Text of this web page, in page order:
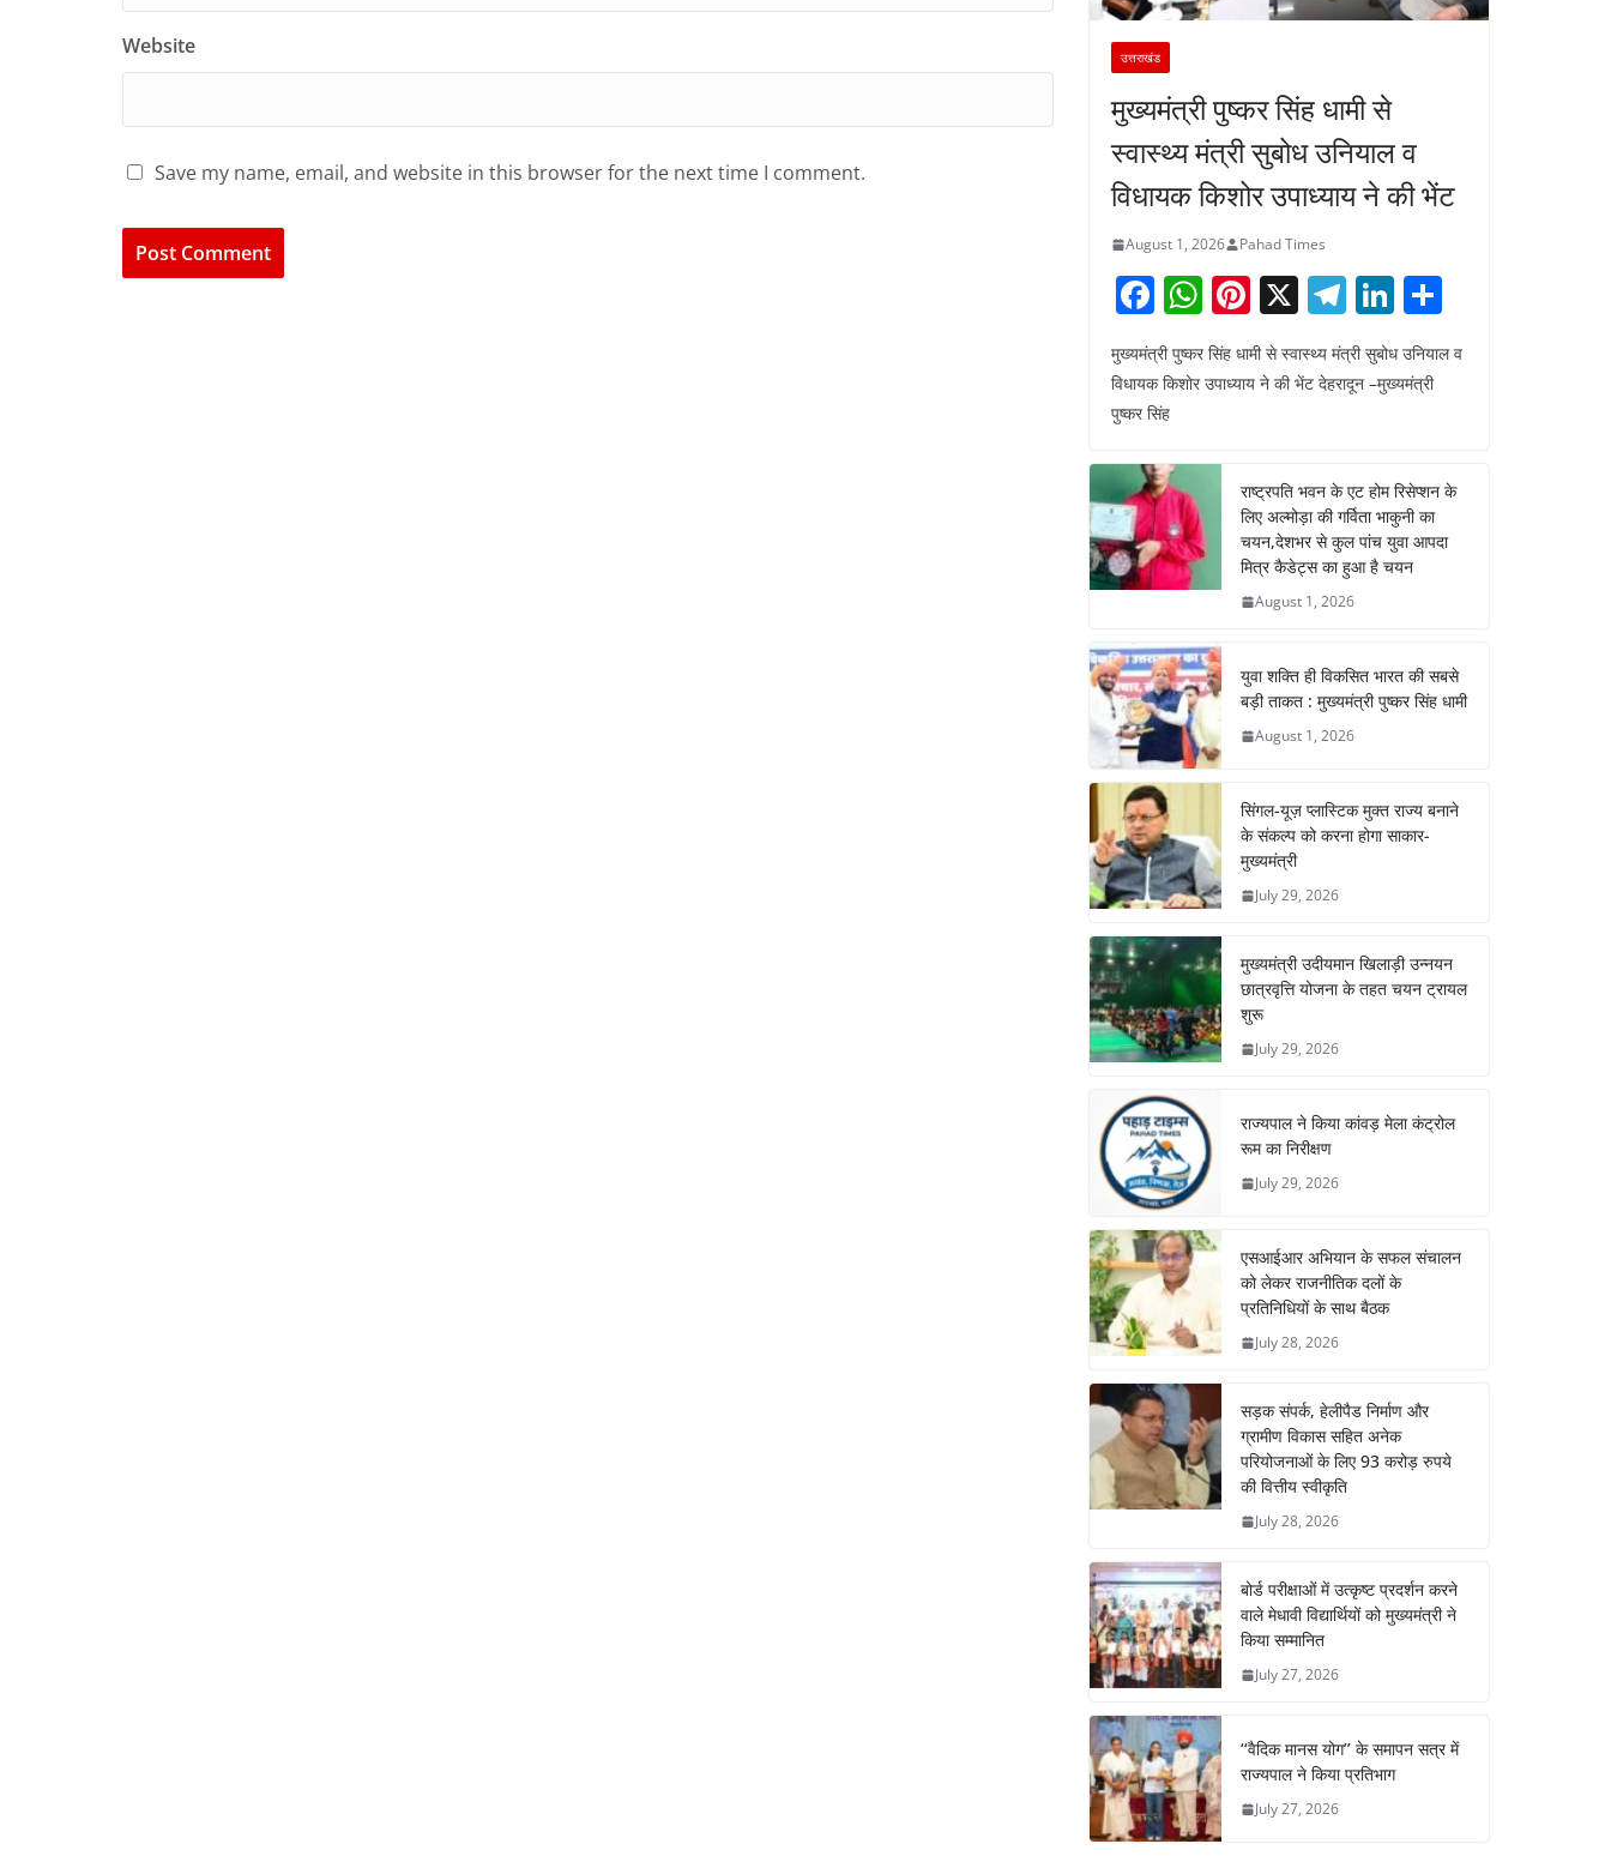
Website
Save my name, email, and website in this browser for the next time I comment.
उत्तराखंड
मुख्यमंत्री पुष्कर सिंह धामी से
स्वास्थ्य मंत्री सुबोध उनियाल व
विधायक किशोर उपाध्याय ने की भेंट
August 1, 2026 Pahad Times
F
a
c
e
o
o
k
W
h
at
p
Pi
nt
er
X T
el
e
gr
m
Li
n
k
n
ar
मुख्यमंत्री पुष्कर सिंह धामी से स्वास्थ्य मंत्री सुबोध उनियाल व
विधायक किशोर उपाध्याय ने की भेंट देहरादून –मुख्यमंत्री
पुष्कर सिंह
राष्ट्रपति भवन के एट होम रिसेप्शन के
लिए अल्मोड़ा की गर्विता भाकुनी का
चयन,देशभर से कुल पांच युवा आपदा
मित्र कैडेट्स का हुआ है चयन
August 1, 2026
युवा शक्ति ही विकसित भारत की सबसे
बड़ी ताकत : मुख्यमंत्री पुष्कर सिंह धामी
August 1, 2026
सिंगल-यूज़ प्लास्टिक मुक्त राज्य बनाने
के संकल्प को करना होगा साकार-
मुख्यमंत्री
July 29, 2026
मुख्यमंत्री उदीयमान खिलाड़ी उन्नयन
छात्रवृत्ति योजना के तहत चयन ट्रायल
शुरू
July 29, 2026
राज्यपाल ने किया कांवड़ मेला कंट्रोल
रूम का निरीक्षण
July 29, 2026
एसआईआर अभियान के सफल संचालन
को लेकर राजनीतिक दलों के
प्रतिनिधियों के साथ बैठक
July 28, 2026
सड़क संपर्क, हेलीपैड निर्माण और
ग्रामीण विकास सहित अनेक
परियोजनाओं के लिए 93 करोड़ रुपये
की वित्तीय स्वीकृति
July 28, 2026
बोर्ड परीक्षाओं में उत्कृष्ट प्रदर्शन करने
वाले मेधावी विद्यार्थियों को मुख्यमंत्री ने
किया सम्मानित
July 27, 2026
‘‘वैदिक मानस योग’’ के समापन सत्र में
राज्यपाल ने किया प्रतिभाग
July 27, 2026